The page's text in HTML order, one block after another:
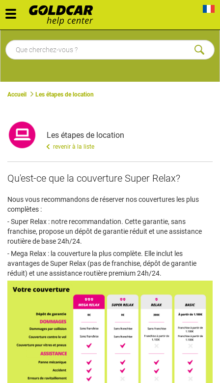
Toggle
navigation
Accueil Les étapes de location
Les étapes de location
revenir à la liste
Qu'est-ce que la couverture Super Relax?
Nous vous recommandons de réserver nos couvertures les plus
complètes :
- Super Relax : notre recommandation. Cette garantie, sans
franchise, propose un dépôt de garantie réduit et une assistance
routière de base 24h/24.
- Mega Relax : la couverture la plus complète. Elle inclut les
avantages de Super Relax (pas de franchise, dépôt de garantie
réduit) et une assistance routière premium 24h/24.